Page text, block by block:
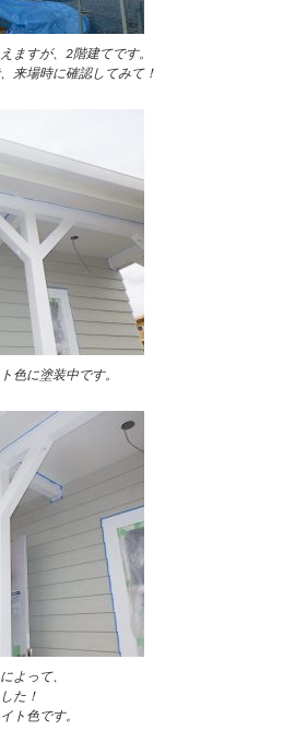
ますが、2階建てです。
来場時に確認してみて！
色に塗装中です。
よって、
た！
ト色です。